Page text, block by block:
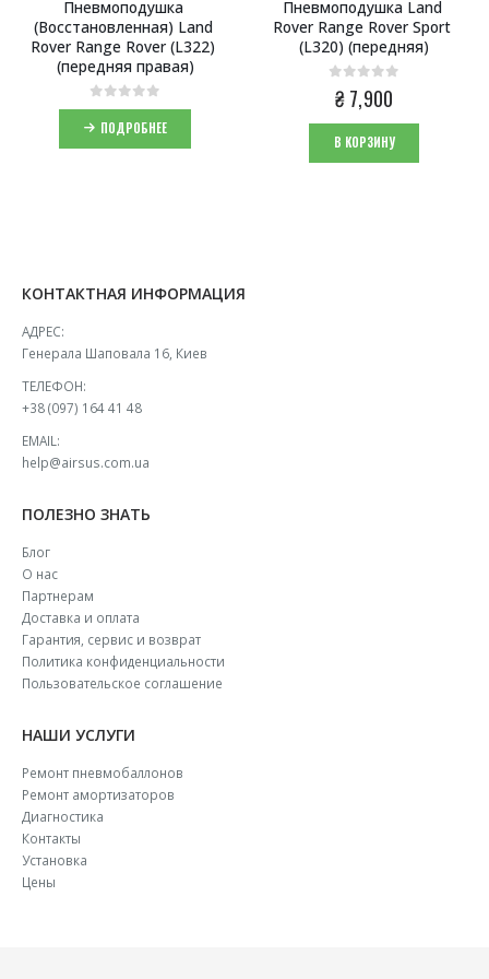
Пневмоподушка
(Восстановленная) Land
Rover Range Rover (L322)
(передняя правая)
0из 5
ПОДРОБНЕЕ
Пневмоподушка Land
Rover Range Rover Sport
(L320) (передняя)
0из 5
₴7,900
В КОРЗИНУ
КОНТАКТНАЯ ИНФОРМАЦИЯ
АДРЕС:
Генерала Шаповала 16, Киев
ТЕЛЕФОН:
+38 (097) 164 41 48
EMAIL:
help@airsus.com.ua
ПОЛЕЗНО ЗНАТЬ
Блог
О нас
Партнерам
Доставка и оплата
Гарантия, сервис и возврат
Политика конфиденциальности
Пользовательское соглашение
НАШИ УСЛУГИ
Ремонт пневмобаллонов
Ремонт амортизаторов
Диагностика
Контакты
Установка
Цены